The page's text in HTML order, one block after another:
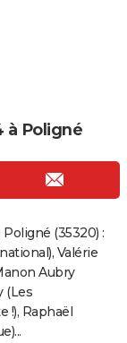
à Poligné
(35320) :
Valérie
Aubry
(Les
!), Raphaël